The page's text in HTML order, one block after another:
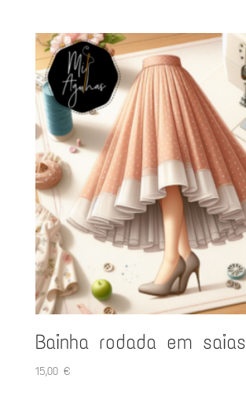
Bainha rodada em saias
15,00 €